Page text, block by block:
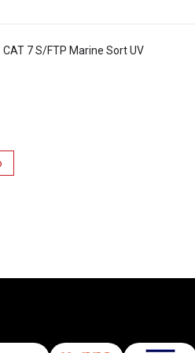
7 S/FTP Marine Sort UV